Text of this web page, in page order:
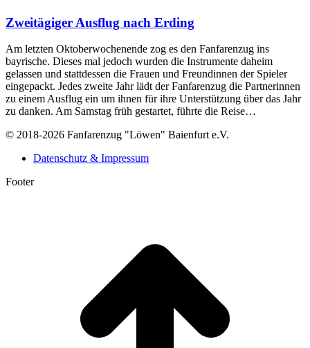
Zweitägiger Ausflug nach Erding
Am letzten Oktoberwochenende zog es den Fanfarenzug ins
bayrische. Dieses mal jedoch wurden die Instrumente daheim
gelassen und stattdessen die Frauen und Freundinnen der Spieler
eingepackt. Jedes zweite Jahr lädt der Fanfarenzug die Partnerinnen
zu einem Ausflug ein um ihnen für ihre Unterstützung über das Jahr
zu danken. Am Samstag früh gestartet, führte die Reise…
© 2018-2026 Fanfarenzug "Löwen" Baienfurt e.V.
Datenschutz & Impressum
Footer